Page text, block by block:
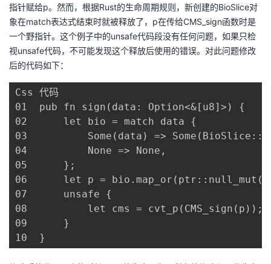
指针赋给p。然而，根据Rust的生命周期规则，新创建的BioSlice对
象在match表达式结束时就被释放了，p在传给CMS_sign函数时是
一个野指针。这个例子中的unsafe代码段没有任何问题，如果只检
视unsafe代码，不可能发现这个释放后使用的错误。对此问题修改
后的代码如下：
Css 代码
01	pub fn sign(data: Option<&[u8]>) {
02	    let bio = match data {
03	        Some(data) => Some(BioSlice::new(data)),
04	        None => None,
05	    };
06	    let p = bio.map_or(ptr::null_mut(),|p| p.as_ptr());
07	    unsafe {
08	        let cms = cvt_p(CMS_sign(p));
09	    }
10	}